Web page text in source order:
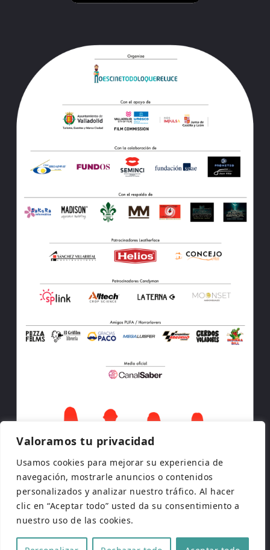
Valoramos tu privacidad
Usamos cookies para mejorar su experiencia de
navegación, mostrarle anuncios o contenidos
personalizados y analizar nuestro tráfico. Al hacer
clic en “Aceptar todo” usted da su consentimiento a
nuestro uso de las cookies.